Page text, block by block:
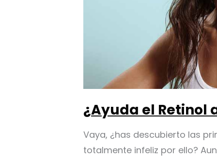
¿Ayuda el Retinol
Vaya, ¿has descubierto las
totalmente infeliz por ello?